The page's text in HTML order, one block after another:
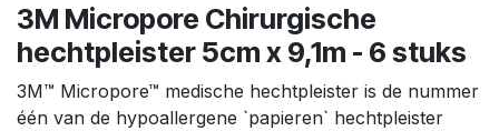
3M Micropore Chirurgische
hechtpleister 5cm x 9,1m - 6 stuks
3M™ Micropore™ medische hechtpleister is de nummer
één van de hypoallergene `papieren` hechtpleister